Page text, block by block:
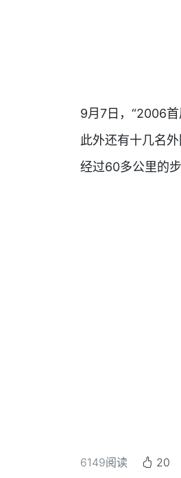
9月7日，“2006
此外还有十几名
经过60多公里的
6149阅读 20